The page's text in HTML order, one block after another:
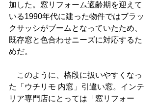
加した。窓リフォーム適齢期を迎えて
いる1990年代に建った物件ではブラッ
クサッシがブームとなっていたため、
既存窓と色合わせニーズに対応するた
めだ。
このように、格段に扱いやすくなっ
た「ウチリモ 内窓」引違い窓。インテ
リア専門店にとっては「窓リフォー